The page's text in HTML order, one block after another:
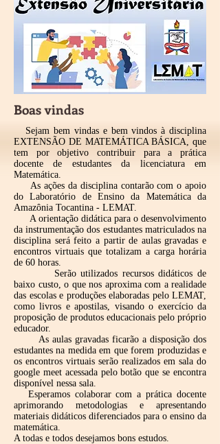
Boas vindas
Sejam bem vindas e bem vindos à disciplina
EXTENSÃO DE MATEMÁTICA BÁSICA, que
tem por objetivo contribuir para a prática
docente de estudantes da licenciatura em
Matemática.
As ações da disciplina contarão com o apoio
do Laboratório de Ensino da Matemática da
Amazônia Tocantina - LEMAT.
A orientação didática para o desenvolvimento
da instrumentação dos estudantes matriculados na
disciplina será feito a partir de aulas gravadas e
encontros virtuais que totalizam a carga horária
de 60 horas.
Serão utilizados recursos didáticos de
baixo custo, o que nos aproxima com a realidade
das escolas e produções elaboradas pelo LEMAT,
como livros e apostilas, visando o exercício da
proposição de produtos educacionais pelo próprio
educador.
As aulas gravadas ficarão a disposição dos
estudantes na medida em que forem produzidas e
os encontros virtuais serão realizados em sala do
google meet acessada pelo botão que se encontra
disponível nessa sala.
Esperamos colaborar com a prática docente
aprimorando metodologias e apresentando
materiais didáticos diferenciados para o ensino da
matemática.
A todas e todos desejamos bons estudos.